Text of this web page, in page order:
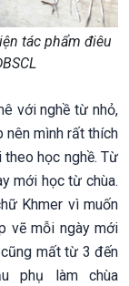
tác phẩm điêu
với nghề từ nhỏ,
nên mình rất thích
học nghề. Từ
mới học từ chùa.
Khmer vì muốn
vẽ mỗi ngày mới
mất từ 3 đến
phụ làm chùa